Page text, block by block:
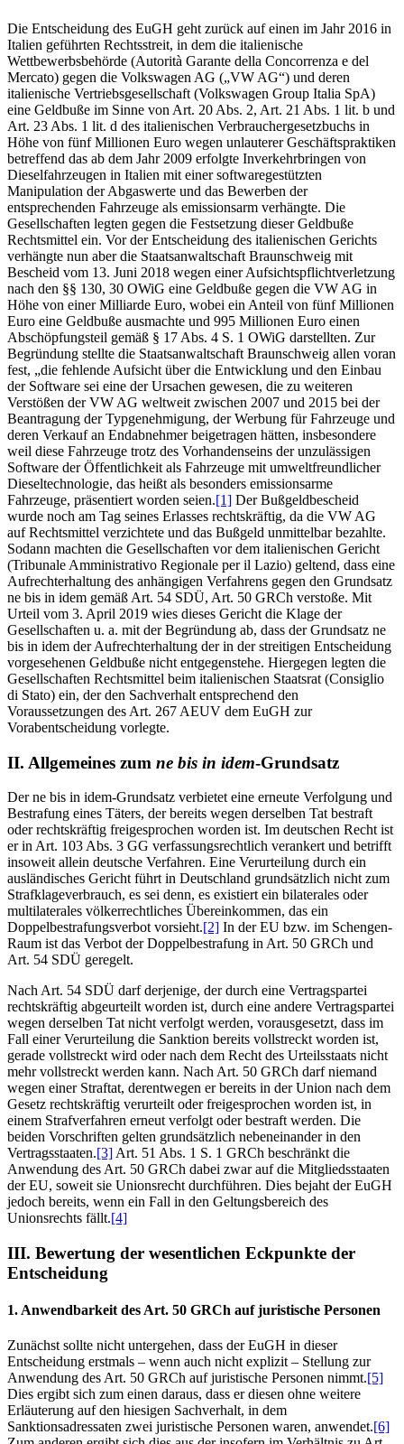
Die Entscheidung des EuGH geht zurück auf einen im Jahr 2016 in
Italien geführten Rechtsstreit, in dem die italienische
Wettbewerbsbehörde (Autorità Garante della Concorrenza e del
Mercato) gegen die Volkswagen AG („VW AG“) und deren
italienische Vertriebsgesellschaft (Volkswagen Group Italia SpA)
eine Geldbuße im Sinne von Art. 20 Abs. 2, Art. 21 Abs. 1 lit. b und
Art. 23 Abs. 1 lit. d des italienischen Verbrauchergesetzbuchs in
Höhe von fünf Millionen Euro wegen unlauterer Geschäftspraktiken
betreffend das ab dem Jahr 2009 erfolgte Inverkehrbringen von
Dieselfahrzeugen in Italien mit einer softwaregestützten
Manipulation der Abgaswerte und das Bewerben der
entsprechenden Fahrzeuge als emissionsarm verhängte. Die
Gesellschaften legten gegen die Festsetzung dieser Geldbuße
Rechtsmittel ein. Vor der Entscheidung des italienischen Gerichts
verhängte nun aber die Staatsanwaltschaft Braunschweig mit
Bescheid vom 13. Juni 2018 wegen einer Aufsichtspflichtverletzung
nach den §§ 130, 30 OWiG eine Geldbuße gegen die VW AG in
Höhe von einer Milliarde Euro, wobei ein Anteil von fünf Millionen
Euro eine Geldbuße ausmachte und 995 Millionen Euro einen
Abschöpfungsteil gemäß § 17 Abs. 4 S. 1 OWiG darstellten. Zur
Begründung stellte die Staatsanwaltschaft Braunschweig allen voran
fest, „die fehlende Aufsicht über die Entwicklung und den Einbau
der Software sei eine der Ursachen gewesen, die zu weiteren
Verstößen der VW AG weltweit zwischen 2007 und 2015 bei der
Beantragung der Typgenehmigung, der Werbung für Fahrzeuge und
deren Verkauf an Endabnehmer beigetragen hätten, insbesondere
weil diese Fahrzeuge trotz des Vorhandenseins der unzulässigen
Software der Öffentlichkeit als Fahrzeuge mit umweltfreundlicher
Dieseltechnologie, das heißt als besonders emissionsarme
Fahrzeuge, präsentiert worden seien.[1] Der Bußgeldbescheid
wurde noch am Tag seines Erlasses rechtskräftig, da die VW AG
auf Rechtsmittel verzichtete und das Bußgeld unmittelbar bezahlte.
Sodann machten die Gesellschaften vor dem italienischen Gericht
(Tribunale Amministrativo Regionale per il Lazio) geltend, dass eine
Aufrechterhaltung des anhängigen Verfahrens gegen den Grundsatz
ne bis in idem gemäß Art. 54 SDÜ, Art. 50 GRCh verstoße. Mit
Urteil vom 3. April 2019 wies dieses Gericht die Klage der
Gesellschaften u. a. mit der Begründung ab, dass der Grundsatz ne
bis in idem der Aufrechterhaltung der in der streitigen Entscheidung
vorgesehenen Geldbuße nicht entgegenstehe. Hiergegen legten die
Gesellschaften Rechtsmittel beim italienischen Staatsrat (Consiglio
di Stato) ein, der den Sachverhalt entsprechend den
Voraussetzungen des Art. 267 AEUV dem EuGH zur
Vorabentscheidung vorlegte.
II. Allgemeines zum ne bis in idem-Grundsatz
Der ne bis in idem-Grundsatz verbietet eine erneute Verfolgung und
Bestrafung eines Täters, der bereits wegen derselben Tat bestraft
oder rechtskräftig freigesprochen worden ist. Im deutschen Recht ist
er in Art. 103 Abs. 3 GG verfassungsrechtlich verankert und betrifft
insoweit allein deutsche Verfahren. Eine Verurteilung durch ein
ausländisches Gericht führt in Deutschland grundsätzlich nicht zum
Strafklageverbrauch, es sei denn, es existiert ein bilaterales oder
multilaterales völkerrechtliches Übereinkommen, das ein
Doppelbestrafungsverbot vorsieht.[2] In der EU bzw. im Schengen-
Raum ist das Verbot der Doppelbestrafung in Art. 50 GRCh und
Art. 54 SDÜ geregelt.
Nach Art. 54 SDÜ darf derjenige, der durch eine Vertragspartei
rechtskräftig abgeurteilt worden ist, durch eine andere Vertragspartei
wegen derselben Tat nicht verfolgt werden, vorausgesetzt, dass im
Fall einer Verurteilung die Sanktion bereits vollstreckt worden ist,
gerade vollstreckt wird oder nach dem Recht des Urteilsstaats nicht
mehr vollstreckt werden kann. Nach Art. 50 GRCh darf niemand
wegen einer Straftat, derentwegen er bereits in der Union nach dem
Gesetz rechtskräftig verurteilt oder freigesprochen worden ist, in
einem Strafverfahren erneut verfolgt oder bestraft werden. Die
beiden Vorschriften gelten grundsätzlich nebeneinander in den
Vertragsstaaten.[3] Art. 51 Abs. 1 S. 1 GRCh beschränkt die
Anwendung des Art. 50 GRCh dabei zwar auf die Mitgliedsstaaten
der EU, soweit sie Unionsrecht durchführen. Dies bejaht der EuGH
jedoch bereits, wenn ein Fall in den Geltungsbereich des
Unionsrechts fällt.[4]
III. Bewertung der wesentlichen Eckpunkte der
Entscheidung
1. Anwendbarkeit des Art. 50 GRCh auf juristische Personen
Zunächst sollte nicht untergehen, dass der EuGH in dieser
Entscheidung erstmals – wenn auch nicht explizit – Stellung zur
Anwendung des Art. 50 GRCh auf juristische Personen nimmt.[5]
Dies ergibt sich zum einen daraus, dass er diesen ohne weitere
Erläuterung auf den hiesigen Sachverhalt, in dem
Sanktionsadressaten zwei juristische Personen waren, anwendet.[6]